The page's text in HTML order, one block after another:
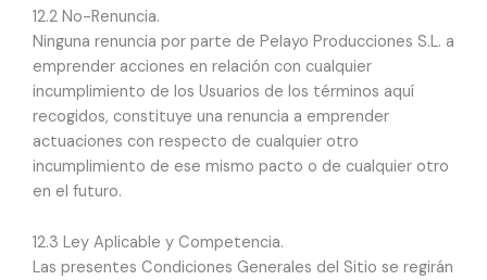
12.2 No-Renuncia.
Ninguna renuncia por parte de Pelayo Producciones S.L. a
emprender acciones en relación con cualquier
incumplimiento de los Usuarios de los términos aquí
recogidos, constituye una renuncia a emprender
actuaciones con respecto de cualquier otro
incumplimiento de ese mismo pacto o de cualquier otro
en el futuro.
12.3 Ley Aplicable y Competencia.
Las presentes Condiciones Generales del Sitio se regirán